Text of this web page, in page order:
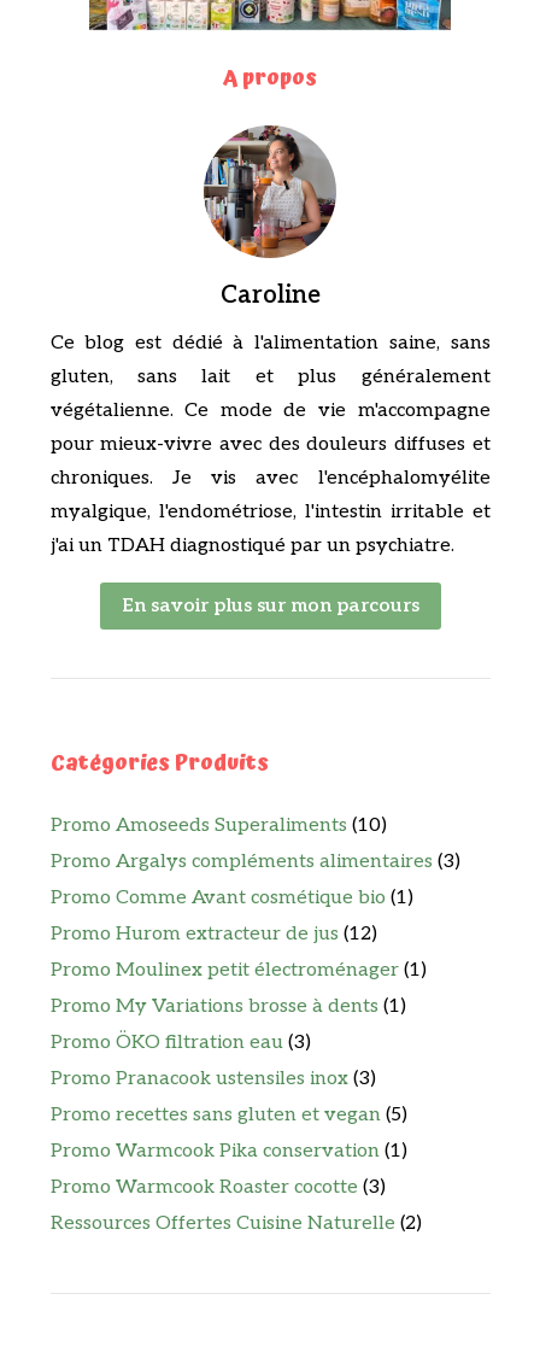
A propos
Caroline
Ce blog est dédié à l'alimentation saine, sans
gluten, sans lait et plus généralement
végétalienne. Ce mode de vie m'accompagne
pour mieux-vivre avec des douleurs diffuses et
chroniques. Je vis avec l'encéphalomyélite
myalgique, l'endométriose, l'intestin irritable et
j'ai un TDAH diagnostiqué par un psychiatre.
En savoir plus sur mon parcours
Catégories Produits
Promo Amoseeds Superaliments (10)
Promo Argalys compléments alimentaires (3)
Promo Comme Avant cosmétique bio (1)
Promo Hurom extracteur de jus (12)
Promo Moulinex petit électroménager (1)
Promo My Variations brosse à dents (1)
Promo ÖKO filtration eau (3)
Promo Pranacook ustensiles inox (3)
Promo recettes sans gluten et vegan (5)
Promo Warmcook Pika conservation (1)
Promo Warmcook Roaster cocotte (3)
Ressources Offertes Cuisine Naturelle (2)